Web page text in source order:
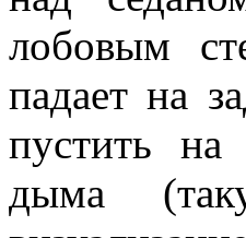
лобовым
падает на
пустить
дыма